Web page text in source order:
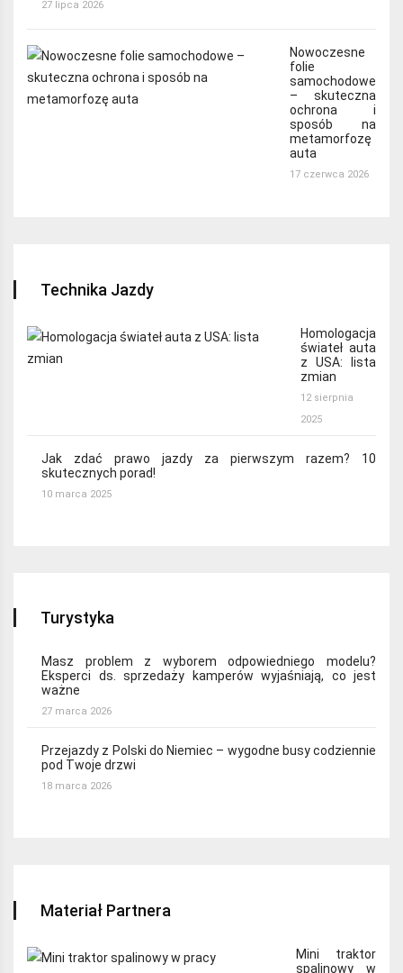
27 lipca 2026
Nowoczesne
folie
samochodowe
– skuteczna
ochrona i
sposób na
metamorfozę
auta
17 czerwca 2026
Technika Jazdy
Homologacja
świateł auta
z USA: lista
zmian
12 sierpnia
2025
Jak zdać prawo jazdy za pierwszym razem? 10
skutecznych porad!
10 marca 2025
Turystyka
Masz problem z wyborem odpowiedniego modelu?
Eksperci ds. sprzedaży kamperów wyjaśniają, co jest
ważne
27 marca 2026
Przejazdy z Polski do Niemiec – wygodne busy codziennie
pod Twoje drzwi
18 marca 2026
Materiał Partnera
Mini traktor
spalinowy w